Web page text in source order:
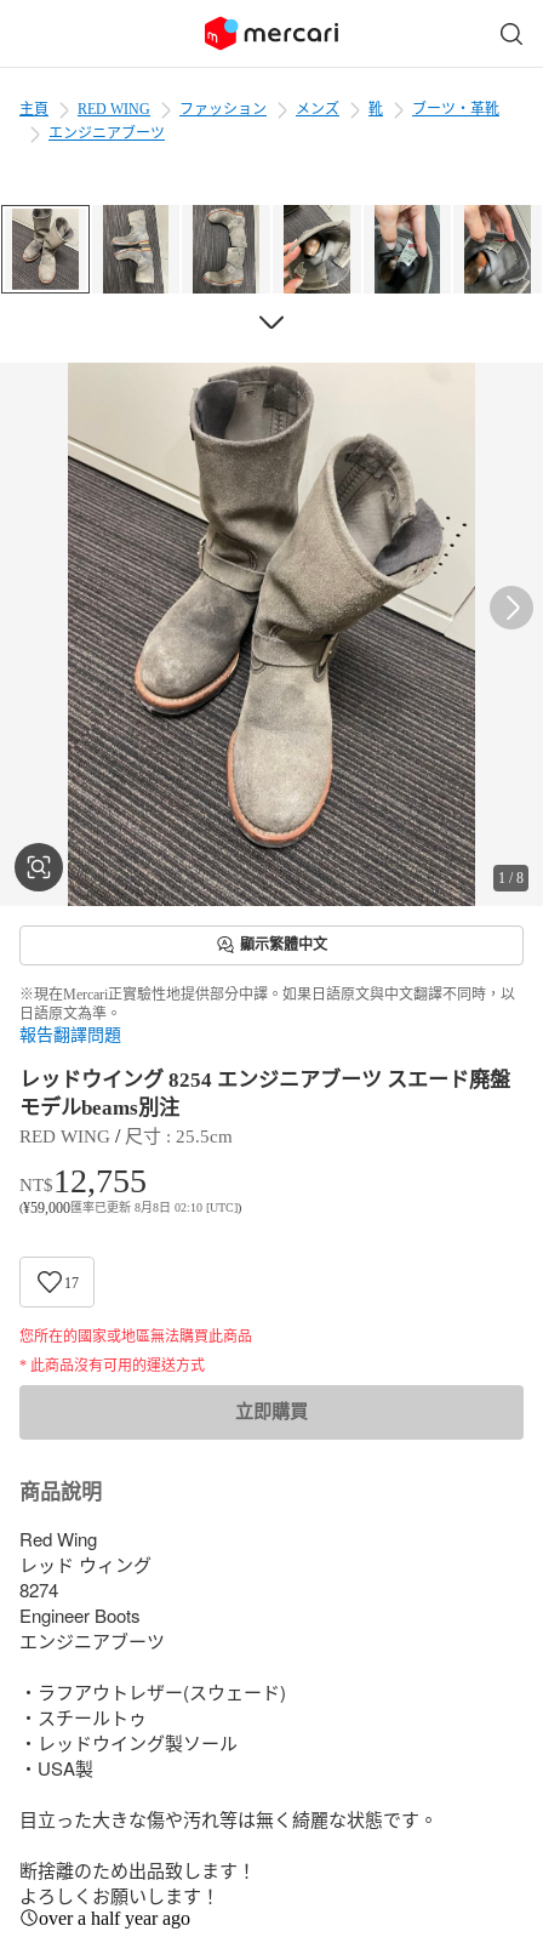
主頁 RED WING ファッション メンズ 靴
ブーツ・革靴
エンジニアブーツ
1 /8
顯示繁體中文
※現在Mercari正實驗性地提供部分中譯。如果日語原文與中文翻譯不同時，以
日語原文為準。
報告翻譯問題
レッドウイング 8254 エンジニアブーツ スエード廃盤
モデルbeams別注
RED WING / 尺寸 : 25.5cm
NT$12,755
(¥59,000匯率已更新 8月8日 02:10 [UTC])
17
您所在的國家或地區無法購買此商品
* 此商品沒有可用的運送方式
立即購買
商品說明
Red Wing
レッド ウィング
8274
Engineer Boots
エンジニアブーツ
・ラフアウトレザー(スウェード)
・スチールトゥ
・レッドウイング製ソール
・USA製
目立った大きな傷や汚れ等は無く綺麗な状態です。
断捨離のため出品致します！
よろしくお願いします！
over a half year ago